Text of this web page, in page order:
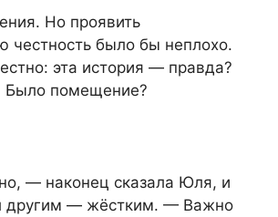
Но проявить
честность было бы неплохо.
эта история — правда?
помещение?
— наконец сказала Юля, и
другим — жёстким. — Важно